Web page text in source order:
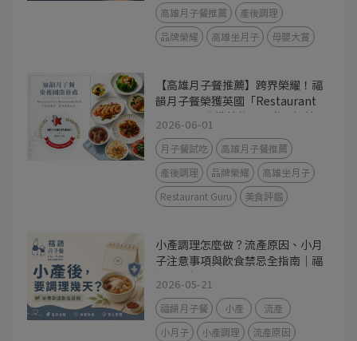
高雄月子餐推薦
產後調理
品牌榮耀
高雄坐月子 母嬰大賞
【高雄月子餐推薦】跨界榮耀！福
韻月子餐榮獲英國「Restaurant
Guru」國際推薦獎，用世界級美
味守護產後媽咪
2026-06-01
月子餐試吃
高雄月子餐推薦
產後調理
品牌榮耀
高雄坐月子
Restaurant Guru
美食評鑑
小產調理怎麼做？流產原因、小月
子注意事項與飲食禁忌全指南｜福
韻月子餐
2026-05-21
福韻月子餐 小產
流產
小月子
小產調理
流產原因